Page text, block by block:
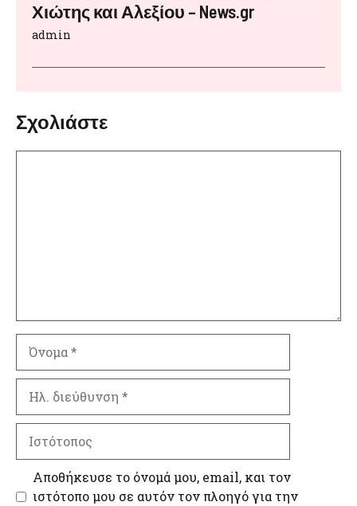
Χιώτης και Αλεξίου – News.gr
admin
Σχολιάστε
διεύθυνση
Αποθήκευσε το όνομά μου, email, και τον
ιστότοπο μου σε αυτόν τον πλοηγό για την